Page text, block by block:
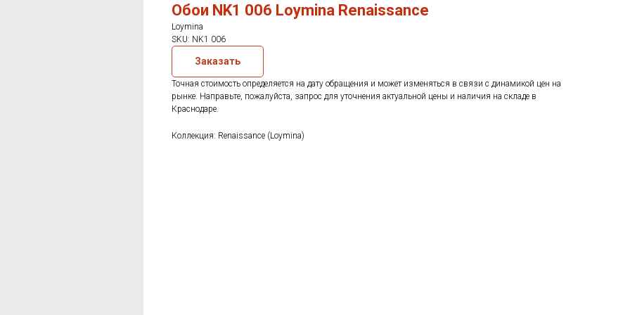
Обои NK1 006 Loymina Renaissance
Loymina
SKU: NK1 006
Заказать
Точная стоимость определяется на дату обращения и может изменяться в связи с динамикой цен на
рынке. Направьте, пожалуйста, запрос для уточнения актуальной цены и наличия на складе в
Краснодаре.
Коллекция: Renaissance (Loymina)